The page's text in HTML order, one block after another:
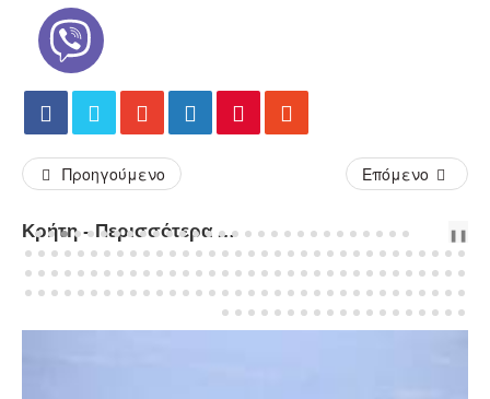
Προηγούμενο Επόμενο
Κρήτη - Περισσότερα Άρθρα... PREVNEXT
❚❚